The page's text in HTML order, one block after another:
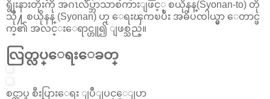
ရွိုးနားတိုးကို အဂၤလိပ္ဘာသာစကားျဖင့္ စယိုနန္(Syonan-to) တို
သို႔ စယိုနန္ (Syonan) ဟု ေရးၾကၿပီး အဓိပၸါယ္မွာ ေတာင္ဖ
က္၏ အလင္းေရာင္ဟူ၍ ျဖစ္သည္။
လြတ္လပ္ေရးေခတ္
စင္ကာပူ စီးပြားေရး ျပဳျပင္ေျပာ